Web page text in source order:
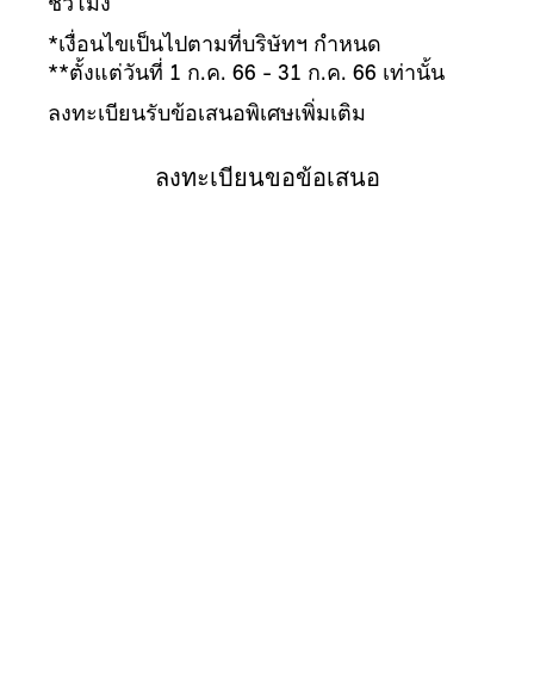
ชั่วโมง
*เงื่อนไขเป็นไปตามที่บริษัทฯ กำหนด
**ตั้งแต่วันที่ 1 ก.ค. 66 - 31 ก.ค. 66 เท่านั้น
ลงทะเบียนรับข้อเสนอพิเศษเพิ่มเติม
ลงทะเบียนขอข้อเสนอ